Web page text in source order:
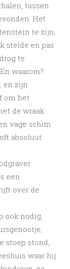
tussen
Het
te zijn,
stelde en pas
te
waarom?
en zijn
om het
de wraak
vage schim
absoluut
een
over de
ook nodig,
stoep stond,
waar hij